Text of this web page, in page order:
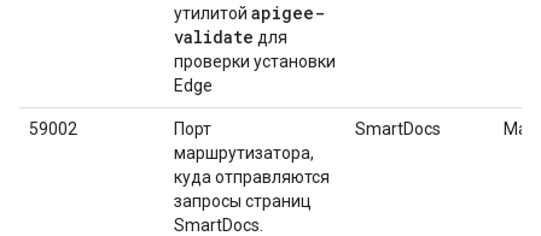
утилитой apigee-
validate для
проверки установки
Edge
59002
Порт
маршрутизатора,
куда отправляются
запросы страниц
SmartDocs.
SmartDocs